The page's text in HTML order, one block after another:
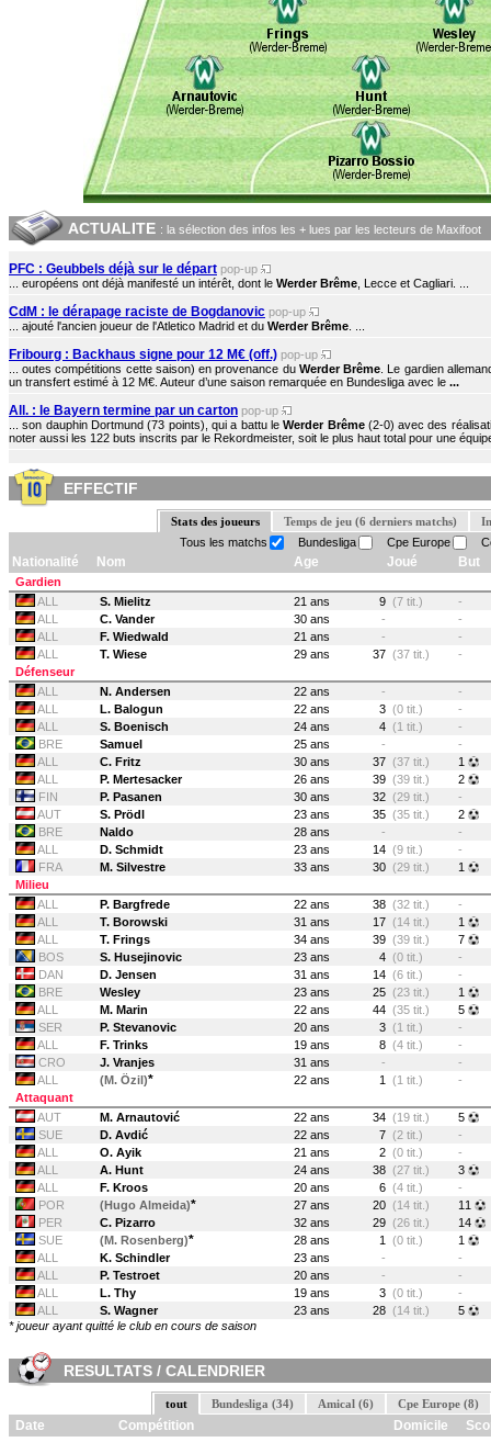
ACTUALITE : la sélection des infos les + lues par les lecteurs de Maxifoot
PFC : Geubbels déjà sur le départ pop-up
... européens ont déjà manifesté un intérêt, dont le Werder Brême , Lecce et Cagliari. ...
CdM : le dérapage raciste de Bogdanovic pop-up
... ajouté l'ancien joueur de l'Atletico Madrid et du Werder Brême
Fribourg : Backhaus signe pour 12 M€ (off.) pop-up
... outes compétitions cette saison) en provenance du Werder Brême . Le gardien
un transfert estimé à 12 M€. Auteur d’une saison remarquée en Bundesliga avec le ...
All. : le Bayern termine par un carton pop-up
... son dauphin Dortmund (73 points), qui a battu leWerder Brême(2-0) avec des
noter aussi les 122 buts inscrits par le Rekordmeister, soit le plus haut total pour une
EFFECTIF
Stats des joueurs Temps de jeu (6 derniers matchs)
Tous les matchs
Bundesliga Cpe Europe
Nationalité Nom Age Joué But
Gardien
ALL
S. Mielitz 21 ans 9 (7 tit.)
-
ALL
C. Vander 30 ans -
-
ALL
F. Wiedwald 21 ans -
-
ALL
T. Wiese 29 ans 37 (37 tit.)
-
Défenseur
ALL
N. Andersen 22 ans -
-
ALL
L. Balogun 22 ans 3 (0 tit.)
-
ALL
S. Boenisch 24 ans 4 (1 tit.)
-
BRE
Samuel 25 ans -
-
ALL
C. Fritz 30 ans 37 (37 tit.)
1
ALL
P. Mertesacker 26 ans 39 (39 tit.)
2
FIN
P. Pasanen 30 ans 32 (29 tit.)
-
AUT
S. Prödl 23 ans 35 (35 tit.)
2
BRE
Naldo 28 ans -
-
ALL
D. Schmidt 23 ans 14 (9 tit.)
-
FRA
M. Silvestre 33 ans 30 (29 tit.)
1
Milieu
ALL
P. Bargfrede 22 ans 38 (32 tit.)
-
ALL
T. Borowski 31 ans 17 (14 tit.)
1
ALL
T. Frings 34 ans 39 (39 tit.)
7
BOS
S. Husejinovic 23 ans 4 (0 tit.)
-
DAN
D. Jensen 31 ans 14 (6 tit.)
-
BRE
Wesley 23 ans 25 (23 tit.)
1
ALL
M. Marin 22 ans 44 (35 tit.)
5
SER
P. Stevanovic 20 ans 3 (1 tit.)
-
ALL
F. Trinks 19 ans 8 (4 tit.)
-
CRO
J. Vranjes 31 ans -
-
ALL
(M. Özil)* 22 ans 1 (1 tit.)
-
Attaquant
AUT
M. Arnautović 22 ans 34 (19 tit.)
5
SUE
D. Avdić 22 ans 7 (2 tit.)
-
ALL
O. Ayik 21 ans 2 (0 tit.)
-
ALL
A. Hunt 24 ans 38 (27 tit.)
3
ALL
F. Kroos 20 ans 6 (4 tit.)
-
POR
(Hugo Almeida)* 27 ans 20 (14 tit.)
11
PER
C. Pizarro 32 ans 29 (26 tit.)
14
SUE
(M. Rosenberg)* 28 ans 1 (0 tit.)
1
ALL
K. Schindler 23 ans -
-
ALL
P. Testroet 20 ans -
-
ALL
L. Thy 19 ans 3 (0 tit.)
-
ALL
S. Wagner 23 ans 28 (14 tit.)
5
* joueur ayant quitté le club en cours de saison
RESULTATS / CALENDRIER
tout Bundesliga (34) Amical (6) Cpe Europe (8)
Date Compétition Domicile